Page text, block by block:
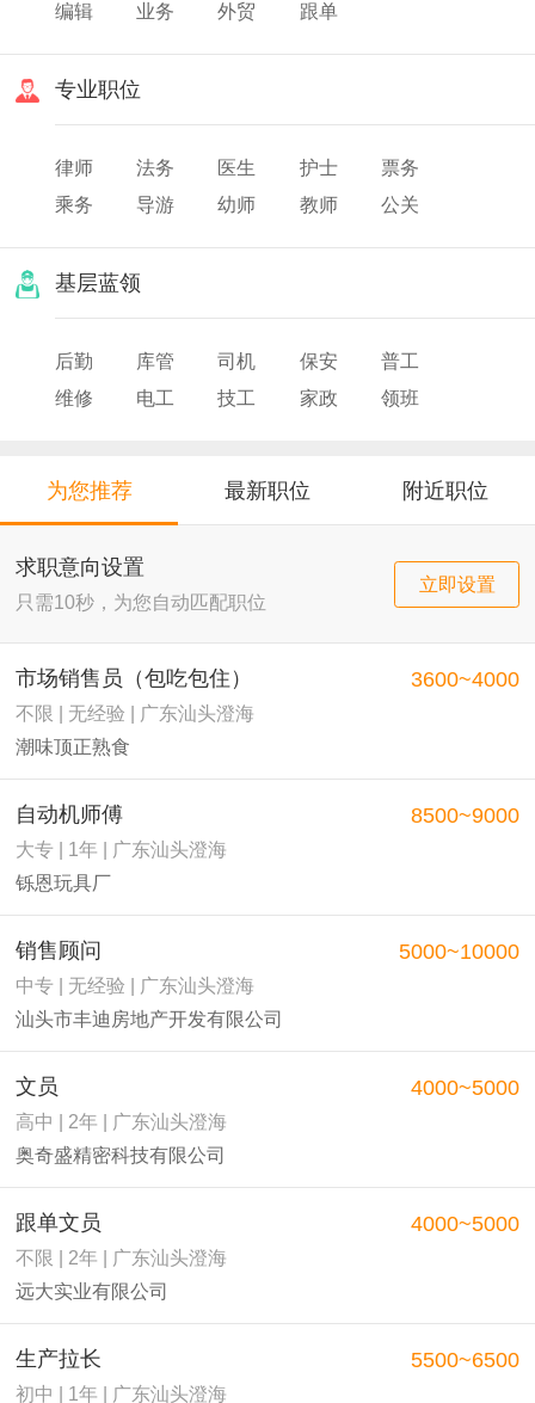
编辑
业务 外贸 跟单
专业职位
律师 法务 医生 护士
票务
乘务
导游 幼师 教师
公关
基层蓝领
后勤 库管 司机 保安
普工
维修
电工 技工 家政
领班
为您推荐 最新职位 附近职位
求职意向设置
只需10秒，为您自动匹配职位
立即设置
市场销售员（包吃包住）
不限 | 无经验 | 广东汕头澄海
潮味顶正熟食
3600~4000
自动机师傅
大专 | 1年 | 广东汕头澄海
铄恩玩具厂
8500~9000
销售顾问
中专 | 无经验 | 广东汕头澄海
汕头市丰迪房地产开发有限公司
5000~10000
文员
高中 | 2年 | 广东汕头澄海
奥奇盛精密科技有限公司
4000~5000
跟单文员
不限 | 2年 | 广东汕头澄海
远大实业有限公司
4000~5000
生产拉长
初中 | 1年 | 广东汕头澄海
5500~6500